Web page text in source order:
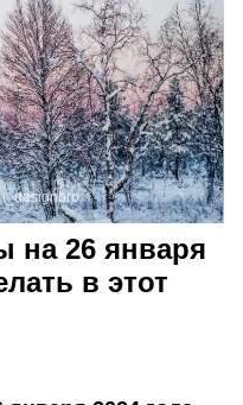
на 26 января
в этот